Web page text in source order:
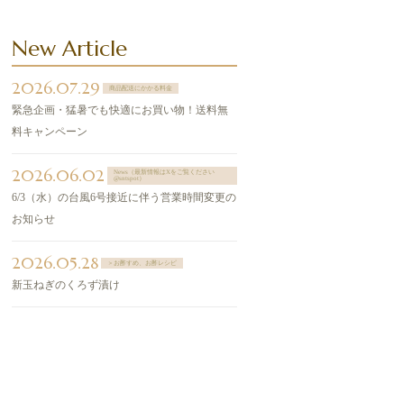
New Article
2026.07.29 商品配送にかかる料金
緊急企画・猛暑でも快適にお買い物！送料無
料キャンペーン
2026.06.02
News（最新情報はXをご覧ください
@sntspot）
6/3（水）の台風6号接近に伴う営業時間変更の
お知らせ
2026.05.28 ＞お酢すめ、お酢レシピ
新玉ねぎのくろず漬け